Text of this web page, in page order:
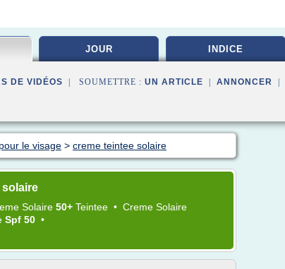
JOUR INDICE
DE VIDÉOS | SOUMETTRE : UN ARTICLE ANNONCER
le visage > creme teintee solaire
solaire
Solaire 50+ Teintee • Creme Solaire
Spf 50 •